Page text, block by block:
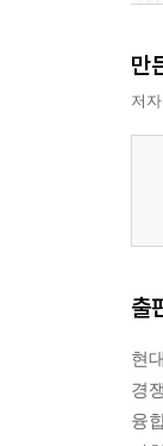
만
저
출
현
경
융